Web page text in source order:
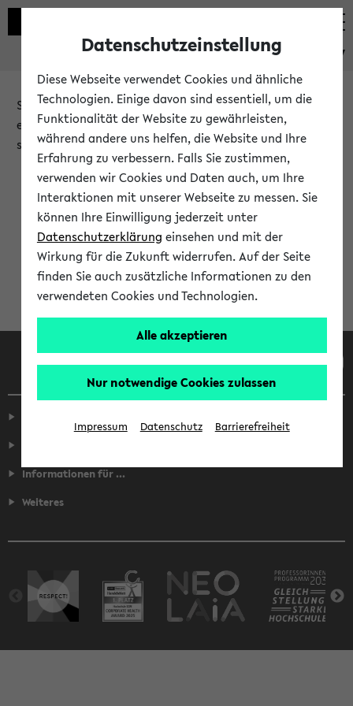
eKVV
Sie möchten auf eine eKVV Funktion zugreifen, die Ihnen
erst nach einer Anmeldung am System zur Verfügung
steht.
Bitte melden Sie sich an:
Anmeldung am eKVV
Informationen für ...
Weiteres
Datenschutzeinstellung
Diese Webseite verwendet Cookies und ähnliche
Technologien. Einige davon sind essentiell, um die
Funktionalität der Website zu gewährleisten,
während andere uns helfen, die Website und Ihre
Erfahrung zu verbessern. Falls Sie zustimmen,
verwenden wir Cookies und Daten auch, um Ihre
Interaktionen mit unserer Webseite zu messen. Sie
können Ihre Einwilligung jederzeit unter
Datenschutzerklärung einsehen und mit der
Wirkung für die Zukunft widerrufen. Auf der Seite
finden Sie auch zusätzliche Informationen zu den
verwendeten Cookies und Technologien.
Alle akzeptieren
Nur notwendige Cookies zulassen
Impressum Datenschutz Barrierefreiheit